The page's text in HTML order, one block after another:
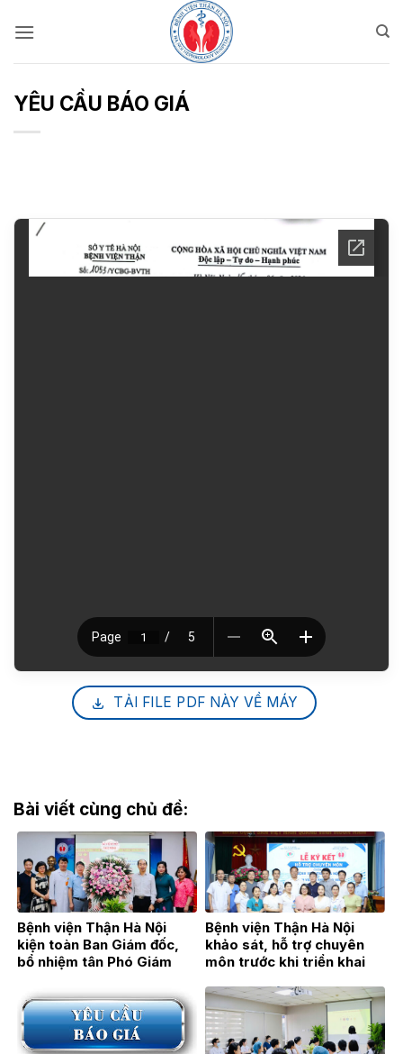
qua
YÊU CẦU BÁO GIÁ
TẢI FILE PDF NÀY VỀ MÁY
Bài viết cùng chủ đề:
Bệnh viện Thận Hà Nội
kiện toàn Ban Giám đốc,
bổ nhiệm tân Phó Giám
Bích Hằng
Bệnh viện Thận Hà Nội
khảo sát, hỗ trợ chuyên
môn trước khi triển khai
tại Bệnh viện Đa khoa Hoài
Đức